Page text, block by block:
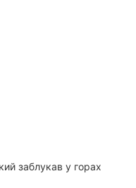
заблукав у горах